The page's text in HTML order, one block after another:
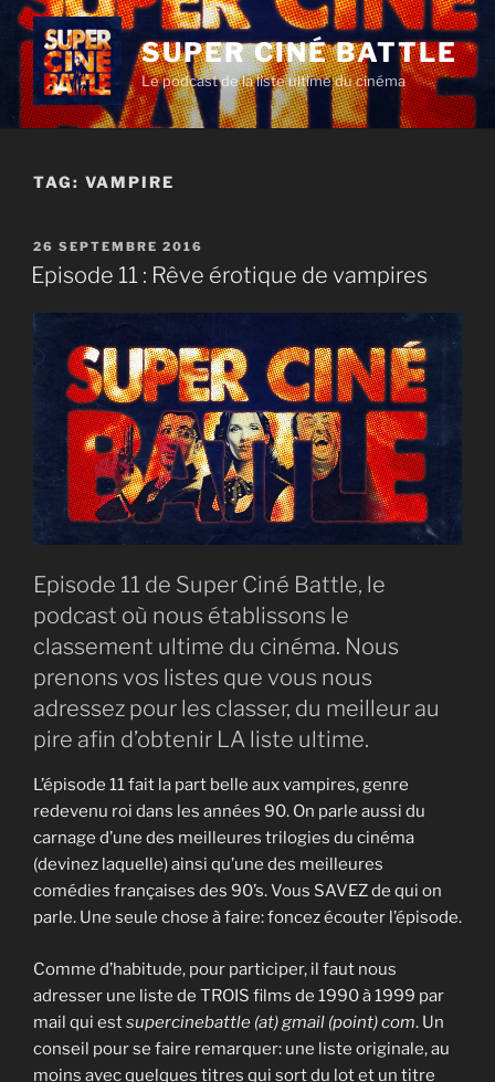
Aller
contenu
principal
SUPER CINÉ BATTLE
Le podcast de la liste ultime du cinéma
TAG: VAMPIRE
PUBLIÉ
LE
26 SEPTEMBRE 2016
Episode 11 : Rêve érotique de vampires
Episode 11 de Super Ciné Battle, le
podcast où nous établissons le
classement ultime du cinéma. Nous
prenons vos listes que vous nous
adressez pour les classer, du meilleur au
pire afin d’obtenir LA liste ultime.
L’épisode 11 fait la part belle aux vampires, genre
redevenu roi dans les années 90. On parle aussi du
carnage d’une des meilleures trilogies du cinéma
(devinez laquelle) ainsi qu’une des meilleures
comédies françaises des 90’s. Vous SAVEZ de qui on
parle. Une seule chose à faire: foncez écouter l’épisode.
Comme d’habitude, pour participer, il faut nous
adresser une liste de TROIS films de 1990 à 1999 par
mail qui estsupercinebattle (at) gmail (point) com. Un
conseil pour se faire remarquer: une liste originale, au
moins avec quelques titres qui sort du lot et un titre